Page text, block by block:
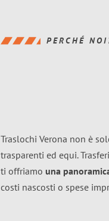
PERCHÉ
Traslochi Verona non è
trasparenti ed equi.
ti offriamo una
costi nascosti o spese